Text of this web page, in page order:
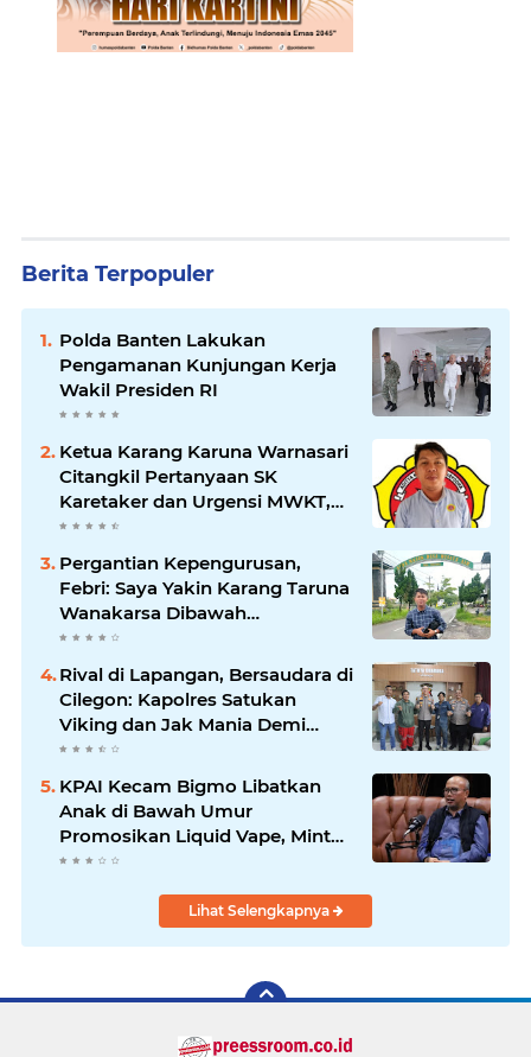
Berita Terpopuler
Polda Banten Lakukan
Pengamanan Kunjungan Kerja
Wakil Presiden RI
Ketua Karang Karuna Warnasari
Citangkil Pertanyaan SK
Karetaker dan Urgensi MWKT,
Saat Suasana Berduka
Pergantian Kepengurusan,
Febri: Saya Yakin Karang Taruna
Wanakarsa Dibawah
Kepemimpinan Bung Entus
Rival di Lapangan, Bersaudara di
Cilegon: Kapolres Satukan
Viking dan Jak Mania Demi
Nobar Damai Piala Presiden
KPAI Kecam Bigmo Libatkan
Anak di Bawah Umur
Promosikan Liquid Vape, Minta
Aparat Bertindak Tegas
Lihat Selengkapnya